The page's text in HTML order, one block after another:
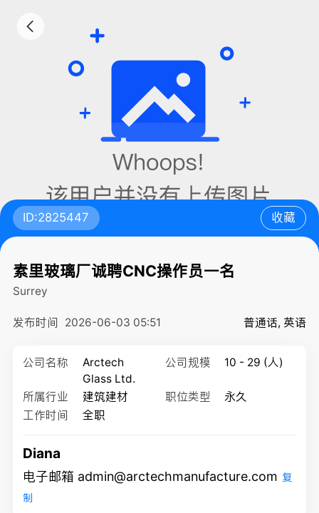
ID:2825447 收藏
素里玻璃厂诚聘CNC操作员一名
Surrey
发布时间 2026-06-03 05:51 普通话, 英语
公司名称
Arctech
Glass Ltd.
公司规模 10 - 29 (人)
所属行业 建筑建材 职位类型
永久
工作时间
全职
Diana
电子邮箱 admin@arctechmanufacture.com 复
制